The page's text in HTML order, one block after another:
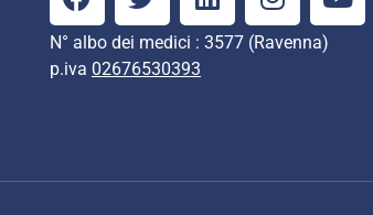
N° albo dei medici : 3577 (Ravenna)
p.iva 02676530393